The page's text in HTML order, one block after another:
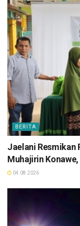
BERITA
Jaelani Resmikan
Muhajirin
04.08.2026